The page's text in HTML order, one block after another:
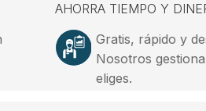
AHORRA TIEMPO Y
Gratis, rápido y
Nosotros
eliges.